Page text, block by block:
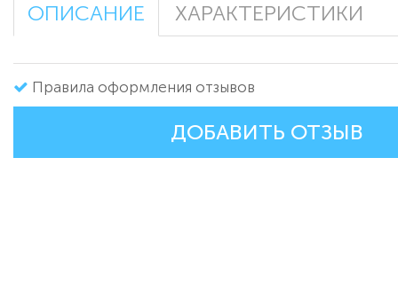
ОПИСАНИЕ ХАРАКТЕРИСТИКИ
Правила оформления отзывов
ДОБАВИТЬ ОТЗЫВ